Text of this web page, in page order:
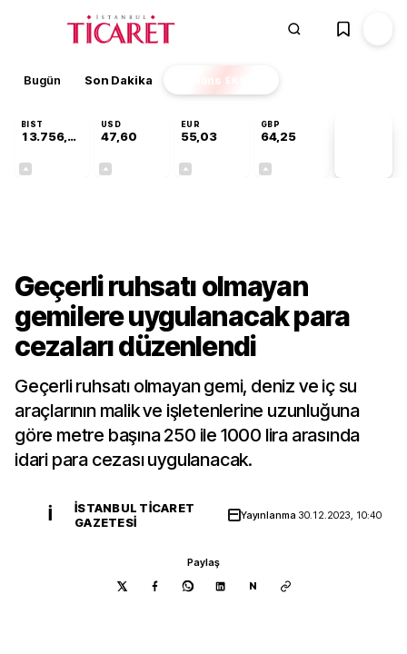
Bugün Son Dakika Finans EKSTRA
BIST
13.756,94
USD
47,60
EUR
55,03
GBP
64,25
Geçerli ruhsatı olmayan
gemilere uygulanacak para
cezaları düzenlendi
Geçerli ruhsatı olmayan gemi, deniz ve iç su
araçlarının malik ve işletenlerine uzunluğuna
göre metre başına 250 ile 1000 lira arasında
idari para cezası uygulanacak.
İ
İSTANBUL TICARET
GAZETESI
Yayınlanma 30.12.2023, 10:40
Paylaş
N